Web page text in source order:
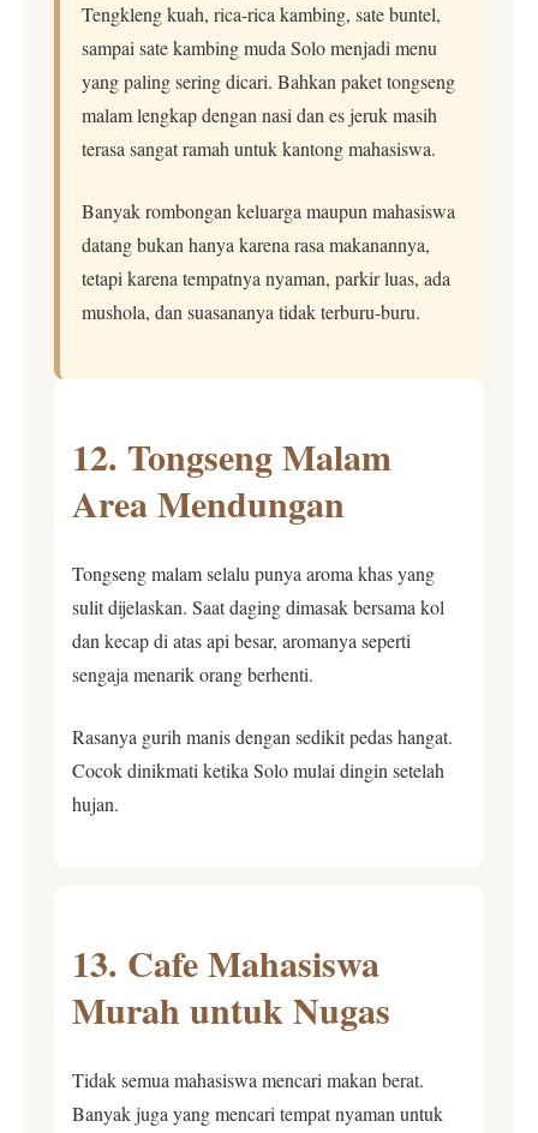
Tengkleng kuah, rica-rica kambing, sate buntel,
sampai sate kambing muda Solo menjadi menu
yang paling sering dicari. Bahkan paket tongseng
malam lengkap dengan nasi dan es jeruk masih
terasa sangat ramah untuk kantong mahasiswa.
Banyak rombongan keluarga maupun mahasiswa
datang bukan hanya karena rasa makanannya,
tetapi karena tempatnya nyaman, parkir luas, ada
mushola, dan suasananya tidak terburu-buru.
12. Tongseng Malam
Area Mendungan
Tongseng malam selalu punya aroma khas yang
sulit dijelaskan. Saat daging dimasak bersama kol
dan kecap di atas api besar, aromanya seperti
sengaja menarik orang berhenti.
Rasanya gurih manis dengan sedikit pedas hangat.
Cocok dinikmati ketika Solo mulai dingin setelah
hujan.
13. Cafe Mahasiswa
Murah untuk Nugas
Tidak semua mahasiswa mencari makan berat.
Banyak juga yang mencari tempat nyaman untuk